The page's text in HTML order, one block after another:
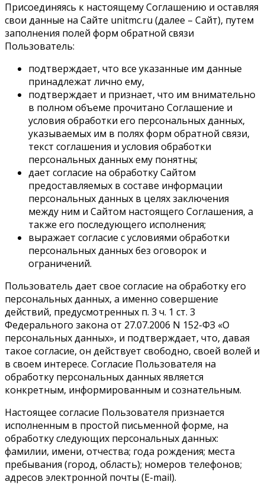
Присоединяясь к настоящему Соглашению и оставляя
свои данные на Сайте unitmc.ru (далее – Сайт), путем
заполнения полей форм обратной связи
Пользователь:
подтверждает, что все указанные им данные
принадлежат лично ему,
подтверждает и признает, что им внимательно
в полном объеме прочитано Соглашение и
условия обработки его персональных данных,
указываемых им в полях форм обратной связи,
текст соглашения и условия обработки
персональных данных ему понятны;
дает согласие на обработку Сайтом
предоставляемых в составе информации
персональных данных в целях заключения
между ним и Сайтом настоящего Соглашения, а
также его последующего исполнения;
выражает согласие с условиями обработки
персональных данных без оговорок и
ограничений.
Пользователь дает свое согласие на обработку его
персональных данных, а именно совершение
действий, предусмотренных п. 3 ч. 1 ст. 3
Федерального закона от 27.07.2006 N 152-ФЗ «О
персональных данных», и подтверждает, что, давая
такое согласие, он действует свободно, своей волей и
в своем интересе. Согласие Пользователя на
обработку персональных данных является
конкретным, информированным и сознательным.
Настоящее согласие Пользователя признается
исполненным в простой письменной форме, на
обработку следующих персональных данных:
фамилии, имени, отчества; года рождения; места
пребывания (город, область); номеров телефонов;
адресов электронной почты (E-mail).